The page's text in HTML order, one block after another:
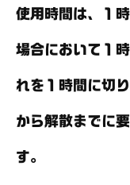
使用時間は、１
場合において１
れを１時間に切
から解散までに
す。